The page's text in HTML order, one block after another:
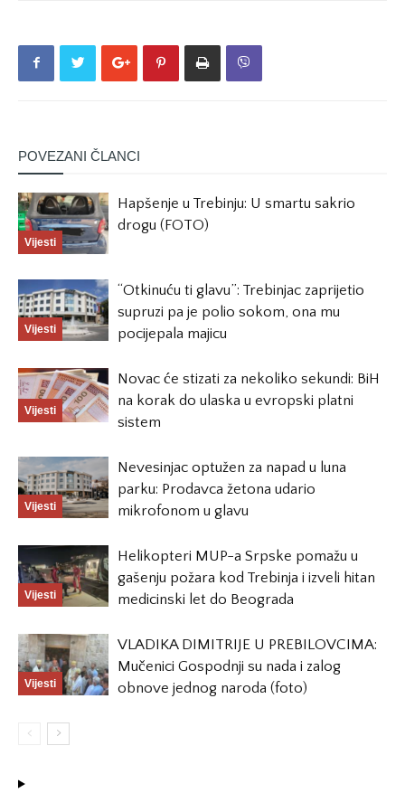
POVEZANI ČLANCI
Vijesti
Hapšenje u Trebinju: U smartu sakrio
drogu (FOTO)
Vijesti
“Otkinuću ti glavu”: Trebinjac zaprijetio
supruzi pa je polio sokom, ona mu
pocijepala majicu
Vijesti
Novac će stizati za nekoliko sekundi: BiH
na korak do ulaska u evropski platni
sistem
Vijesti
Nevesinjac optužen za napad u luna
parku: Prodavca žetona udario
mikrofonom u glavu
Vijesti
Helikopteri MUP-a Srpske pomažu u
gašenju požara kod Trebinja i izveli hitan
medicinski let do Beograda
Vijesti
VLADIKA DIMITRIJE U PREBILOVCIMA:
Mučenici Gospodnji su nada i zalog
obnove jednog naroda (foto)